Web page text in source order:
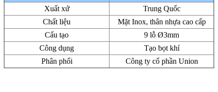
Xuất xứ
Trung Quốc
Chất liệu
Mặt Inox, thân nhựa cao cấp
Cấu tạo
9 lỗ Ø3mm
Công dụng
Tạo bọt khí
Phân phối
Công ty cổ phần Union